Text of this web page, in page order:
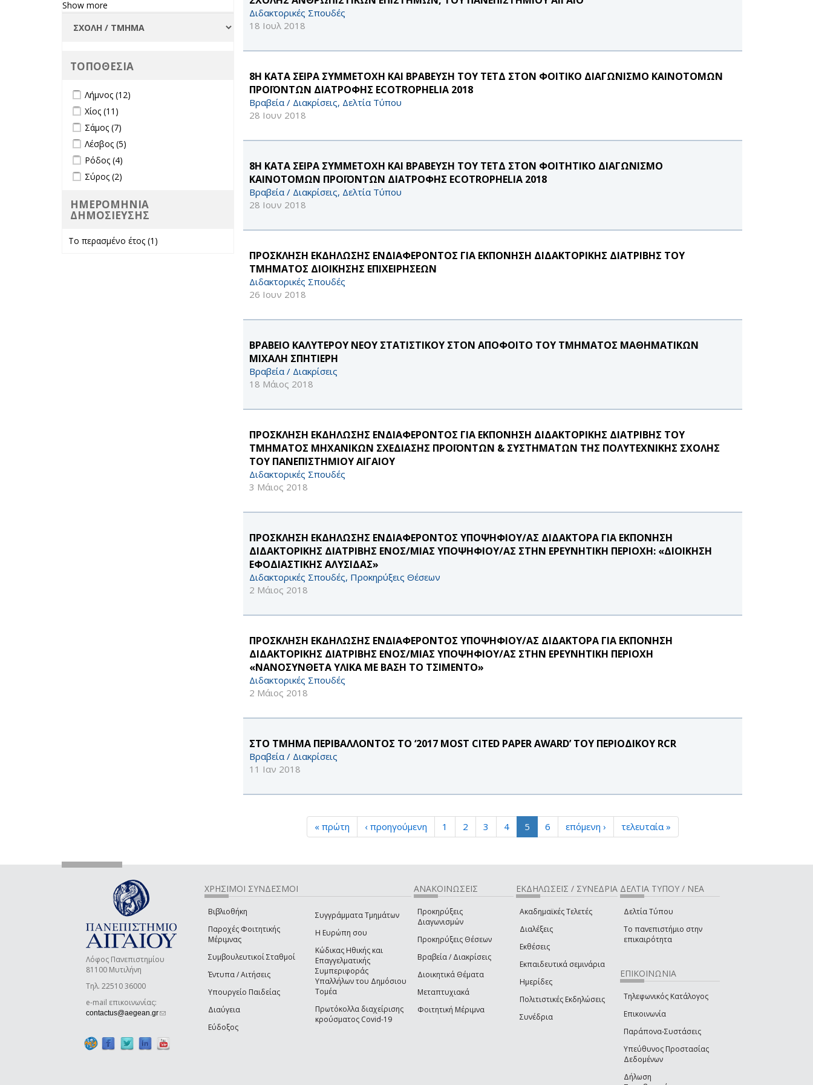
Διδακτορικές Σπουδές
18 Ιουλ 2018
8Η ΚΑΤΑ ΣΕΙΡΑ ΣΥΜΜΕΤΟΧΗ ΚΑΙ ΒΡΑΒΕΥΣΗ ΤΟΥ ΤΕΤΔ ΣΤΟΝ ΦΟΙΤΙΚΟ ΔΙΑΓΩΝΙΣΜΟ ΚΑΙΝΟΤΟΜΩΝ
ΠΡΟΪΟΝΤΩΝ ΔΙΑΤΡΟΦΗΣ ECOTROPHELIA 2018
Βραβεία / Διακρίσεις, Δελτία Τύπου
28 Ιουν 2018
8Η ΚΑΤΑ ΣΕΙΡΑ ΣΥΜΜΕΤΟΧΗ ΚΑΙ ΒΡΑΒΕΥΣΗ ΤΟΥ ΤΕΤΔ ΣΤΟΝ ΦΟΙΤHTΙΚΟ ΔΙΑΓΩΝΙΣΜΟ
ΚΑΙΝΟΤΟΜΩΝ ΠΡΟΪΟΝΤΩΝ ΔΙΑΤΡΟΦΗΣ ECOTROPHELIA 2018
Βραβεία / Διακρίσεις, Δελτία Τύπου
28 Ιουν 2018
ΠΡΟΣΚΛΗΣΗ ΕΚΔΗΛΩΣΗΣ ΕΝΔΙΑΦΕΡΟΝΤΟΣ ΓΙΑ ΕΚΠΟΝΗΣΗ ΔΙΔΑΚΤΟΡΙΚΗΣ ΔΙΑΤΡΙΒΗΣ ΤΟΥ
ΤΜΗΜΑΤΟΣ ΔΙΟΙΚΗΣΗΣ ΕΠΙΧΕΙΡΗΣΕΩΝ
Διδακτορικές Σπουδές
26 Ιουν 2018
ΒΡΑΒΕΙΟ ΚΑΛΥΤΕΡΟΥ ΝΕΟΥ ΣΤΑΤΙΣΤΙΚΟΥ ΣΤΟΝ ΑΠΟΦΟΙΤΟ ΤΟΥ ΤΜΗΜΑΤΟΣ ΜΑΘΗΜΑΤΙΚΩΝ
ΜΙΧΑΛΗ ΣΠΗΤΙΕΡΗ
Βραβεία / Διακρίσεις
18 Μάιος 2018
ΠΡΟΣΚΛΗΣΗ ΕΚΔΗΛΩΣΗΣ ΕΝΔΙΑΦΕΡΟΝΤΟΣ ΓΙΑ ΕΚΠΟΝΗΣΗ ΔΙΔΑΚΤΟΡΙΚΗΣ ΔΙΑΤΡΙΒΗΣ ΤΟΥ
ΤΜΗΜΑΤΟΣ ΜΗΧΑΝΙΚΩΝ ΣΧΕΔΙΑΣΗΣ ΠΡΟΪΟΝΤΩΝ & ΣΥΣΤΗΜΑΤΩΝ ΤΗΣ ΠΟΛΥΤΕΧΝΙΚΗΣ ΣΧΟΛΗΣ
ΤΟΥ ΠΑΝΕΠΙΣΤΗΜΙΟΥ ΑΙΓΑΙΟΥ
Διδακτορικές Σπουδές
3 Μάιος 2018
ΠΡΟΣΚΛΗΣΗ ΕΚΔΗΛΩΣΗΣ ΕΝΔΙΑΦΕΡΟΝΤΟΣ ΥΠΟΨΗΦΙΟΥ/ΑΣ ΔΙΔΑΚΤΟΡΑ ΓΙΑ ΕΚΠΌΝΗΣΗ
ΔΙΔΑΚΤΟΡΙΚΉΣ ΔΙΑΤΡΙΒΉΣ ΕΝΌΣ/ΜΊΑΣ ΥΠΟΨΗΦΊΟΥ/ΑΣ ΣΤΗΝ ΕΡΕΥΝΗΤΙΚΉ ΠΕΡΙΟΧΉ: «ΔΙΟΊΚΗΣΗ
ΕΦΟΔΙΑΣΤΙΚΉΣ ΑΛΥΣΊΔΑΣ»
Διδακτορικές Σπουδές, Προκηρύξεις Θέσεων
2 Μάιος 2018
ΠΡΟΣΚΛΗΣΗ ΕΚΔΗΛΩΣΗΣ ΕΝΔΙΑΦΕΡΟΝΤΟΣ ΥΠΟΨΗΦΙΟΥ/ΑΣ ΔΙΔΑΚΤΟΡΑ ΓΙΑ ΕΚΠΌΝΗΣΗ
ΔΙΔΑΚΤΟΡΙΚΗΣ ΔΙΑΤΡΙΒΗΣ ΕΝΟΣ/ΜΙΑΣ ΥΠΟΨΗΦΊΟΥ/ΑΣ ΣΤΗΝ ΕΡΕΥΝΗΤΙΚΗ ΠΕΡΙΟΧΗ
«ΝΑΝΟΣΥΝΘΕΤΑ ΥΛΙΚΑ ΜΕ ΒΑΣΗ ΤΟ ΤΣΙΜΕΝΤΟ»
Διδακτορικές Σπουδές
2 Μάιος 2018
ΣΤΟ ΤΜΗΜΑ ΠΕΡΙΒΑΛΛΟΝΤΟΣ ΤΟ ‘2017 MOST CITED PAPER AWARD’ ΤΟΥ ΠΕΡΙΟΔΙΚΟΥ RCR
Βραβεία / Διακρίσεις
11 Ιαν 2018
« πρώτη ‹ προηγούμενη 1 2 3 4 5 6 επόμενη › τελευταία »
Φοιτήτριες
filter
Show more
ΤΟΠΟΘΕΣΙΑ
Apply Λήμνος filter
Λήμνος (12)
Apply Χίος filter
Χίος (11)
Apply Σάμος filter
Σάμος (7)
Apply Λέσβος filter
Λέσβος (5)
Apply Ρόδος filter
Ρόδος (4)
Apply Σύρος filter
Σύρος (2)
ΗΜΕΡΟΜΗΝΙΑ
ΔΗΜΟΣΙΕΥΣΗΣ
Το περασμένο έτος (1)
Λόφος Πανεπιστημίου
81100 Μυτιλήνη
Τηλ. 22510 36000
e-mail επικοινωνίας:
contactus@aegean.gr(link sends e-mail)
ΧΡΗΣΙΜΟΙ ΣΥΝΔΕΣΜΟΙ
Βιβλιοθήκη
Παροχές Φοιτητικής
Μέριμνας
Συμβουλευτικοί Σταθμοί
Έντυπα / Αιτήσεις
Υπουργείο Παιδείας
Διαύγεια
Εύδοξος
Συγγράμματα Τμημάτων
Η Ευρώπη σου
Κώδικας Ηθικής και
Επαγγελματικής
Συμπεριφοράς
Υπαλλήλων του Δημόσιου
Τομέα
Πρωτόκολλα διαχείρισης
κρούσματος Covid-19
ΑΝΑΚΟΙΝΩΣΕΙΣ
Προκηρύξεις
Διαγωνισμών
Προκηρύξεις Θέσεων
Βραβεία / Διακρίσεις
Διοικητικά Θέματα
Μεταπτυχιακά
Φοιτητική Μέριμνα
ΕΚΔΗΛΩΣΕΙΣ / ΣΥΝΕΔΡΙΑ
Ακαδημαϊκές Τελετές
Διαλέξεις
Εκθέσεις
Εκπαιδευτικά σεμινάρια
Ημερίδες
Πολιτιστικές Εκδηλώσεις
Συνέδρια
ΔΕΛΤΙΑ ΤΥΠΟΥ / ΝΕΑ
Δελτία Τύπου
Το πανεπιστήμιο στην
επικαιρότητα
ΕΠΙΚΟΙΝΩΝΙΑ
Τηλεφωνικός Κατάλογος
Επικοινωνία
Παράπονα-Συστάσεις
Υπεύθυνος Προστασίας
Δεδομένων
Δήλωση